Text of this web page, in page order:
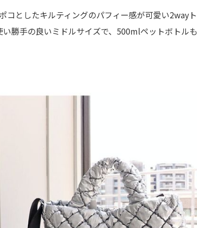
コとしたキルティングのパフィー感が可愛い2wayト
い勝手の良いミドルサイズで、500mlペットボトルも